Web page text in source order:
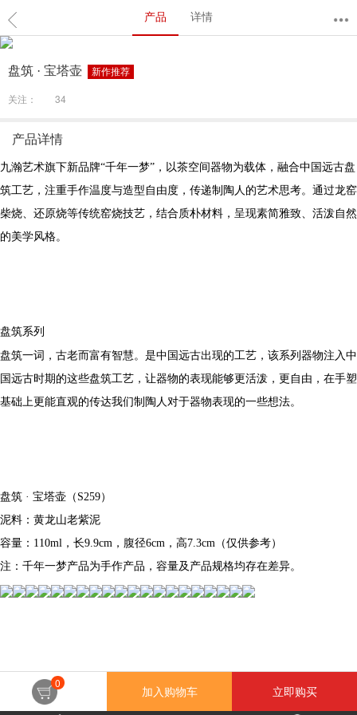
产品 详情
盘筑 · 宝塔壶 新作推荐
关注： 34
产品详情
九瀚艺术旗下新品牌“千年一梦”，以茶空间器物为载体，融合中国远古盘
筑工艺，注重手作温度与造型自由度，传递制陶人的艺术思考。通过龙窑
柴烧、还原烧等传统窑烧技艺，结合质朴材料，呈现素简雅致、活泼自然
的美学风格。
盘筑系列
盘筑一词，古老而富有智慧。是中国远古出现的工艺，该系列器物注入中
国远古时期的这些盘筑工艺，让器物的表现能够更活泼，更自由，在手塑
基础上更能直观的传达我们制陶人对于器物表现的一些想法。
盘筑 · 宝塔壶（S259）
泥料：黄龙山老紫泥
容量：110ml，长9.9cm，腹径6cm，高7.3cm（仅供参考）
注：千年一梦产品为手作产品，容量及产品规格均存在差异。
0
立即购买
加入购物车